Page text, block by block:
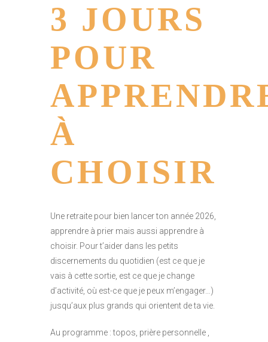
3 JOURS
POUR
À
CHOISIR
Une retraite pour bien lancer ton année 2026,
apprendre à prier mais aussi apprendre à
choisir. Pour t’aider dans les petits
discernements du quotidien (est ce que je
vais à cette sortie, est ce que je change
d’activité, où est-ce que je peux m’engager…)
jusqu’aux plus grands qui orientent de ta vie.
Au programme : topos, prière personnelle ,